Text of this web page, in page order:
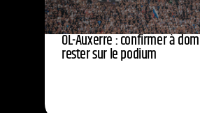
OL-Auxerre : confirmer à
rester sur le podium